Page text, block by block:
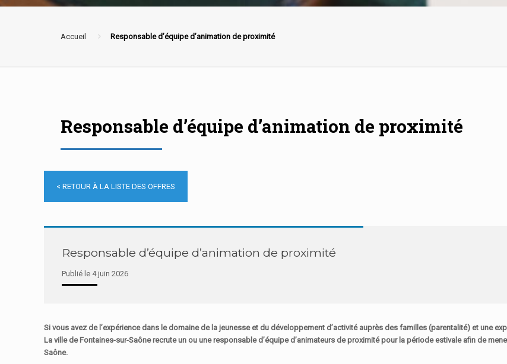
Accueil Responsable d’équipe d’animation de proximité
Responsable d’équipe d’animation de proximité
< RETOUR À LA LISTE DES OFFRES
Responsable d’équipe d’animation de proximité
Publié le 4 juin 2026
Si vous avez de l’expérience dans le domaine de la jeunesse et du développement d’activité auprès des familles (parentalité) et une
La ville de Fontaines-sur-Saône recrute un ou une responsable d’équipe d’animateurs de proximité pour la périodeestivale afin de
Saône.